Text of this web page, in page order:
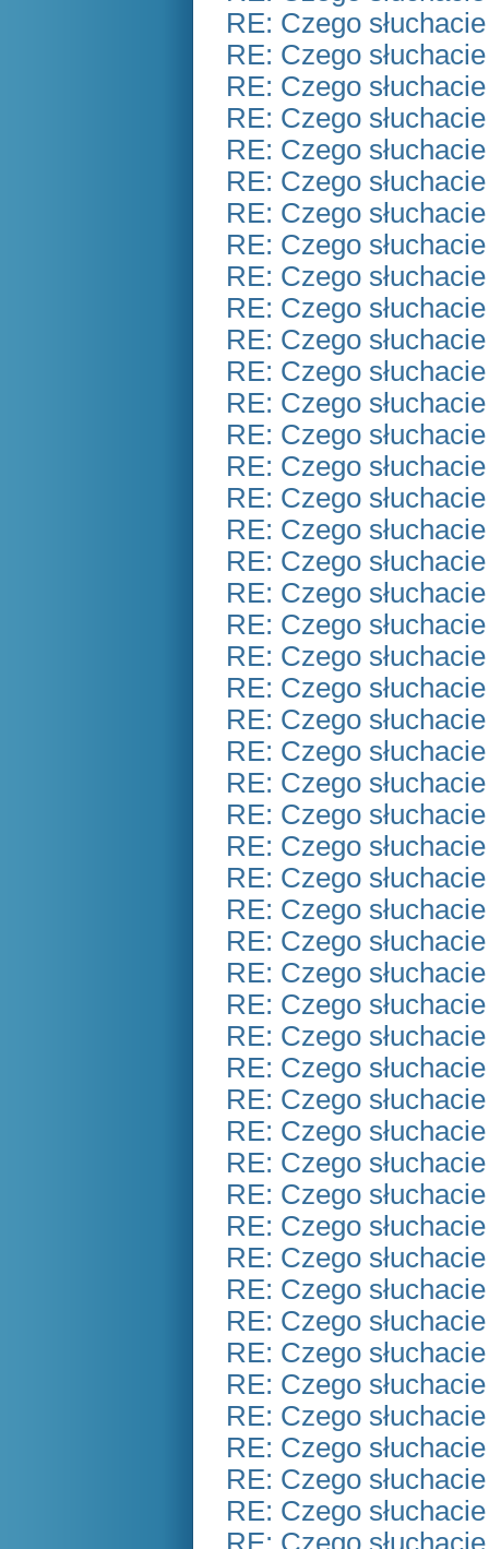
RE: Czego
RE: Czego
RE: Czego
RE: Czego
RE: Czego
RE: Czego
RE: Czego
RE: Czego
RE: Czego
RE: Czego
RE: Czego
RE: Czego
RE: Czego
RE: Czego
RE: Czego
RE: Czego
RE: Czego
RE: Czego
RE: Czego
RE: Czego
RE: Czego
RE: Czego
RE: Czego
RE: Czego
RE: Czego
RE: Czego
RE: Czego
RE: Czego
RE: Czego
RE: Czego
RE: Czego
RE: Czego
RE: Czego
RE: Czego
RE: Czego
RE: Czego
RE: Czego
RE: Czego
RE: Czego
RE: Czego
RE: Czego
RE: Czego
RE: Czego
RE: Czego
RE: Czego
RE: Czego
RE: Czego
RE: Czego
RE: Czego